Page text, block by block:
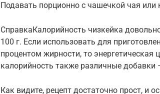
Подавать порционно с чашечкой чая
СправкаКалорийность чизкейка
100 г. Если использовать для
процентом жирности, то
калорийность также различные добавки
Как видите, рецепт достаточно прост, и